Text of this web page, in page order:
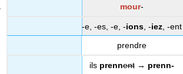
mour-
-e, -es, -e, -ions , -iez , -ent
prendre
ils prennent → prenn-